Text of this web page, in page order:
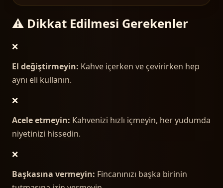
⚠️ Dikkat Edilmesi Gerekenler
❌
El değiştirmeyin: Kahve içerken ve çevirirken hep
aynı eli kullanın.
❌
Acele etmeyin: Kahvenizi hızlı içmeyin, her yudumda
niyetinizi hissedin.
❌
Başkasına vermeyin: Fincanınızı başka birinin